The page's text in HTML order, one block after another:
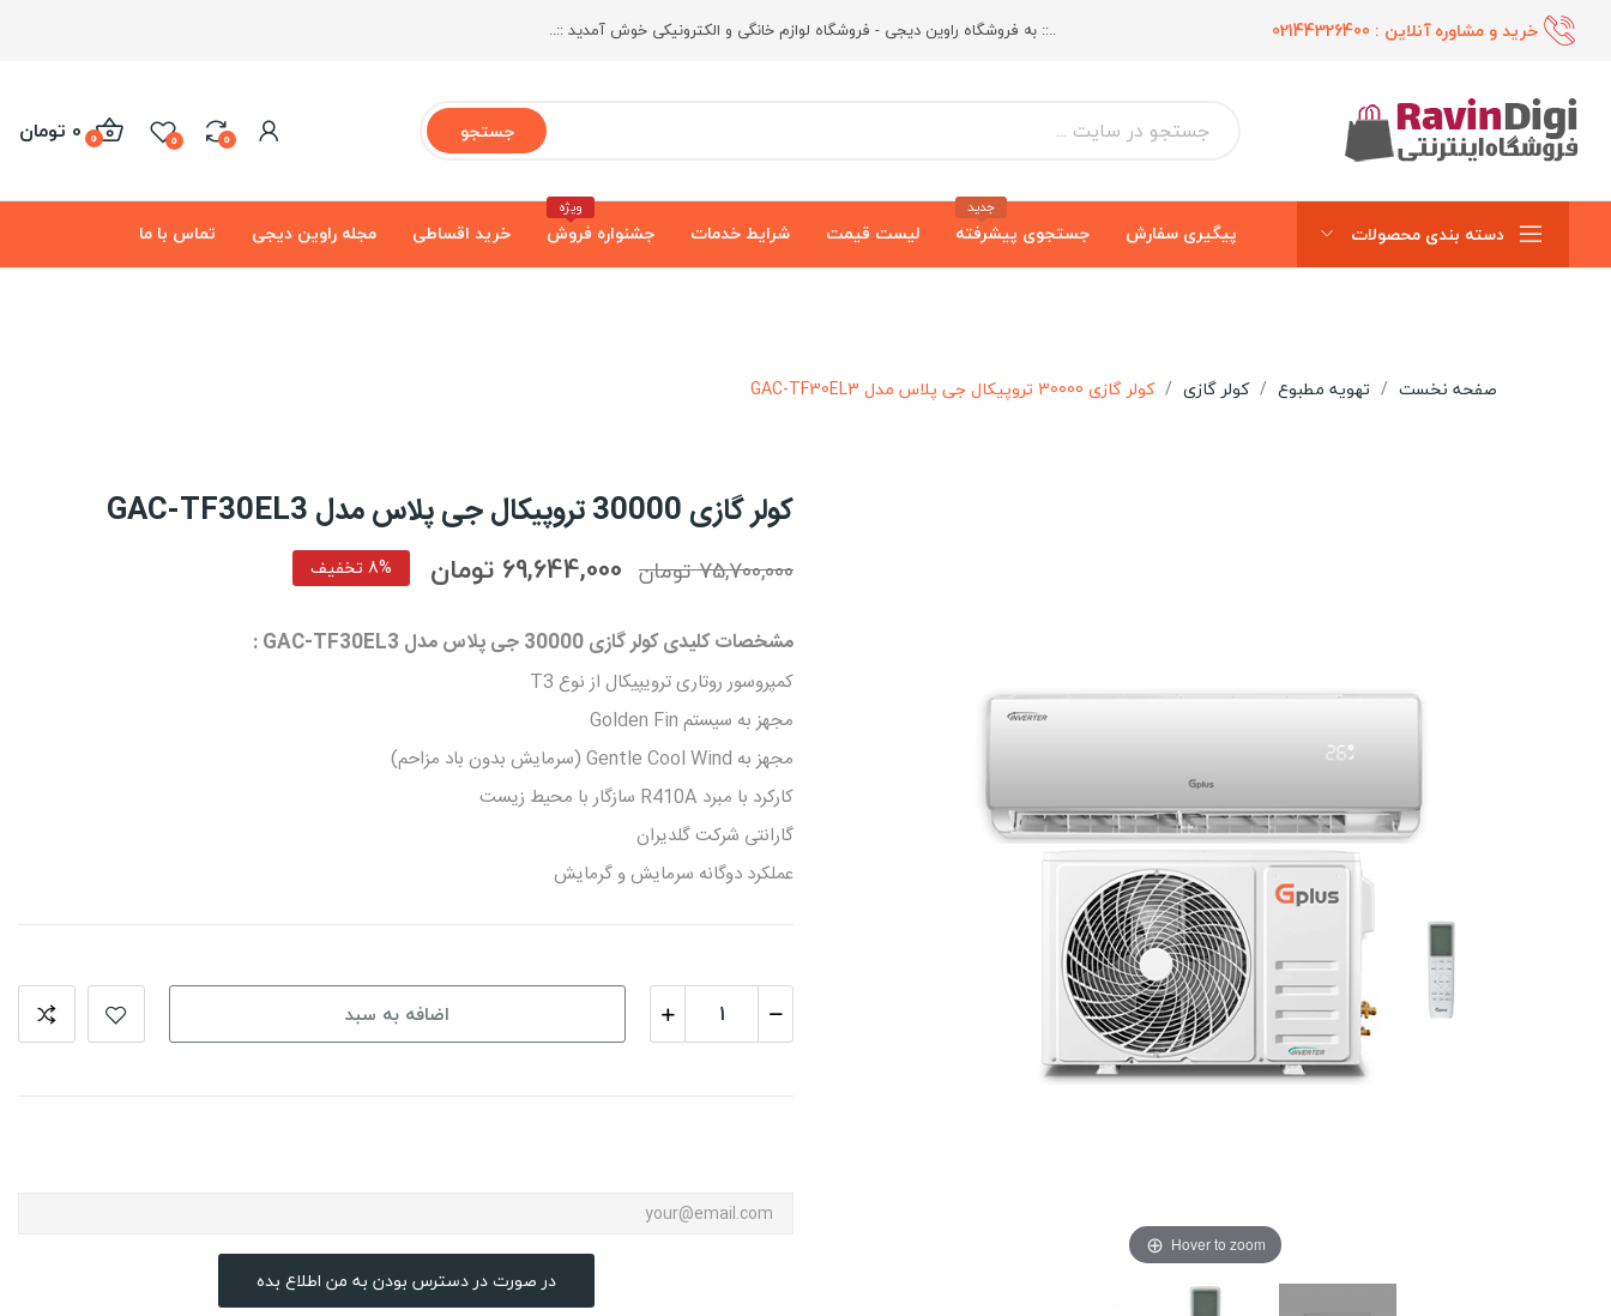
خرید و مشاوره آنلاین : 02144326400 ..:: به فروشگاه راوین دیجی - فروشگاه لوازم خانگی و الکترونیکی خوش آمدید ::..
جستجو 0
0 0 تومان 0
دسته بندی محصولات پیگیری سفارش جستجوی پیشرفته
جدید
لیست قیمت شرایط خدمات جشنواره فروش
ویژه
خرید اقساطی مجله راوین دیجی تماس با ما
صفحه نخست تهویه مطبوع کولر گازی کولر گازی 30000 تروپیکال جی پلاس مدل GAC-TF30EL3
Hover to zoom
کولر گازی 30000 تروپیکال جی پلاس مدل GAC-TF30EL3
75,700,000 تومان 69,644,000 تومان 8% تخفیف
مشخصات کلیدی کولر گازی 30000 جی پلاس مدل GAC-TF30EL3 :
کمپروسور روتاری ترویپیکال از نوع T3
مجهز به سیستم Golden Fin
مجهز به Gentle Cool Wind (سرمایش بدون باد مزاحم)
کارکرد با مبرد R410A سازگار با محیط زیست
گارانتی شرکت گلدیران
عملکرد دوگانه سرمایش و گرمایش
اضافه به سبد
در صورت در دسترس بودن به من اطلاع بده